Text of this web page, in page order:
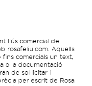
l’ús comercial de
rosafeliu.com. Aquells
comercials un text,
o la documentació
de sol·licitar i
per escrit de Rosa